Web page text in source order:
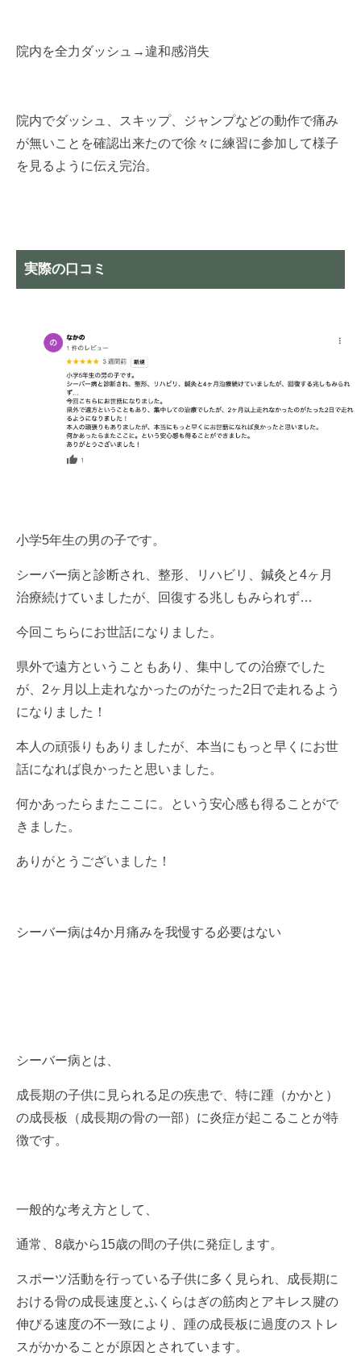
院内を全力ダッシュ→違和感消失
院内でダッシュ、スキップ、ジャンプなどの動作で痛み
が無いことを確認出来たので徐々に練習に参加して様子
を見るように伝え完治。
実際の口コミ
小学5年生の男の子です。
シーバー病と診断され、整形、リハビリ、鍼灸と4ヶ月
治療続けていましたが、回復する兆しもみられず…
今回こちらにお世話になりました。
県外で遠方ということもあり、集中しての治療でした
が、2ヶ月以上走れなかったのがたった2日で走れるよう
になりました！
本人の頑張りもありましたが、本当にもっと早くにお世
話になれば良かったと思いました。
何かあったらまたここに。という安心感も得ることがで
きました。
ありがとうございました！
シーバー病は4か月痛みを我慢する必要はない
シーバー病とは、
成長期の子供に見られる足の疾患で、特に踵（かかと）
の成長板（成長期の骨の一部）に炎症が起こることが特
徴です。
一般的な考え方として、
通常、8歳から15歳の間の子供に発症します。
スポーツ活動を行っている子供に多く見られ、成長期に
おける骨の成長速度とふくらはぎの筋肉とアキレス腱の
伸びる速度の不一致により、踵の成長板に過度のストレ
スがかかることが原因とされています。